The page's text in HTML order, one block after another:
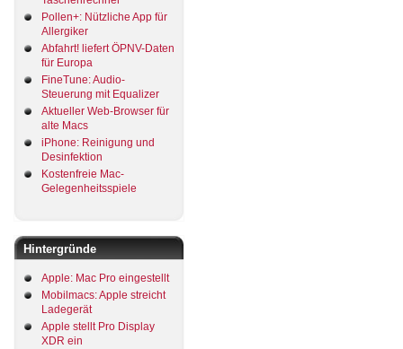
Pollen+: Nützliche App für
Allergiker
Abfahrt! liefert ÖPNV-Daten
für Europa
FineTune: Audio-
Steuerung mit Equalizer
Aktueller Web-Browser für
alte Macs
iPhone: Reinigung und
Desinfektion
Kostenfreie Mac-
Gelegenheitsspiele
Hintergründe
Apple: Mac Pro eingestellt
Mobilmacs: Apple streicht
Ladegerät
Apple stellt Pro Display
XDR ein